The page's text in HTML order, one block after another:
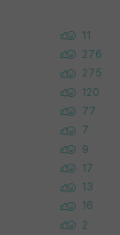
11
276
275
120
77
7
9
17
13
16
2